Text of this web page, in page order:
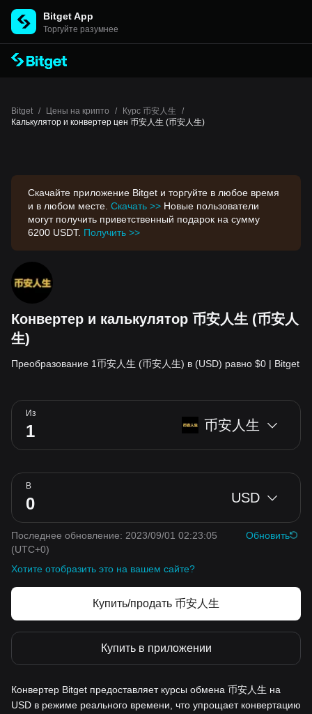
Bitget App
Торгуйте разумнее
Bitget / Цены на крипто / Курс 币安人生
/
Калькулятор и конвертер цен 币安人生 (币安人生)
Скачайте приложение Bitget и торгуйте в любое время
и в любом месте. Скачать >> Новые пользователи
могут получить приветственный подарок на сумму
6200 USDT. Получить >>
Конвертер и калькулятор 币安人生 (币安人
生)
Преобразование 1币安人生 (币安人生) в (USD) равно $0 | Bitget
Из
币安人生
В
USD
Последнее обновление: 2023/09/01 02:23:05
(UTC+0)
Обновить
Хотите отобразить это на вашем сайте?
Купить/продать 币安人生
Купить в приложении
Конвертер Bitget предоставляет курсы обмена 币安人生 на
USD в режиме реального времени, что упрощает конвертацию